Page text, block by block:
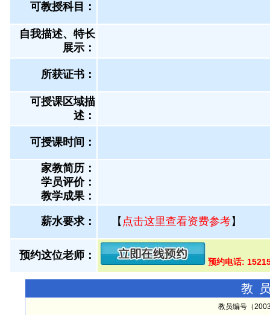
可教授科目：
自我描述、特长
展示 ：
所获证书 ：
可授课区域描
述：
可授课时间：
家教简历：
学员评价：
教学成果：
薪水要求： 【 点击这里查看资费参考】
预约这位老师：
预约电话:
教
教员编号（